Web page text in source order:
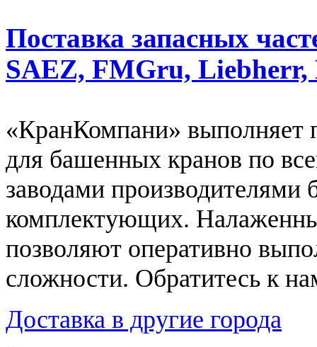
Поставка запасных
SAEZ, FMGru, Liebherr,
«КранКомпани» выполняет
для башенных кранов по
заводами
комплектующих.
позволяют оперативно
сложности. Обратитесь к
Доставка в другие города